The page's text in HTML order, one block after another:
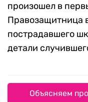
произошел в
Правозащитница
пострадавшего
детали
Объясняем